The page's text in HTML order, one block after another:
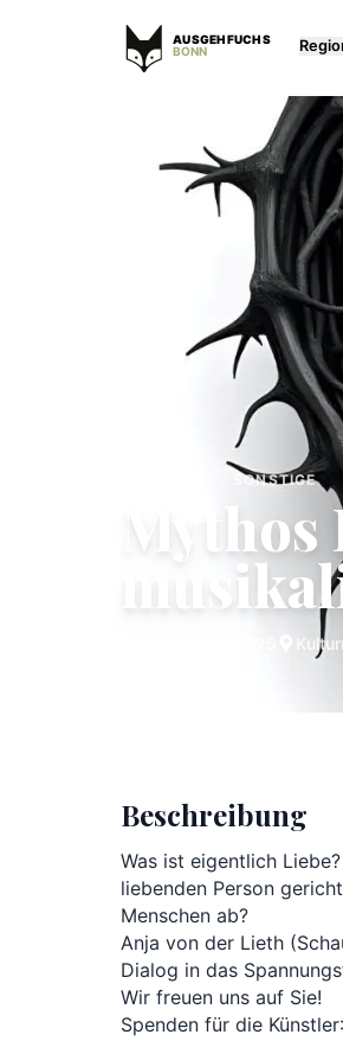
AUSGEHFUCHS
BONN
KONZERT · SONSTIGE
Beschreibung
Was ist eigentlich
liebenden Person
Menschen ab?
Anja von der Lieth
Dialog in das
Wir freuen uns auf Sie!
Spenden für die